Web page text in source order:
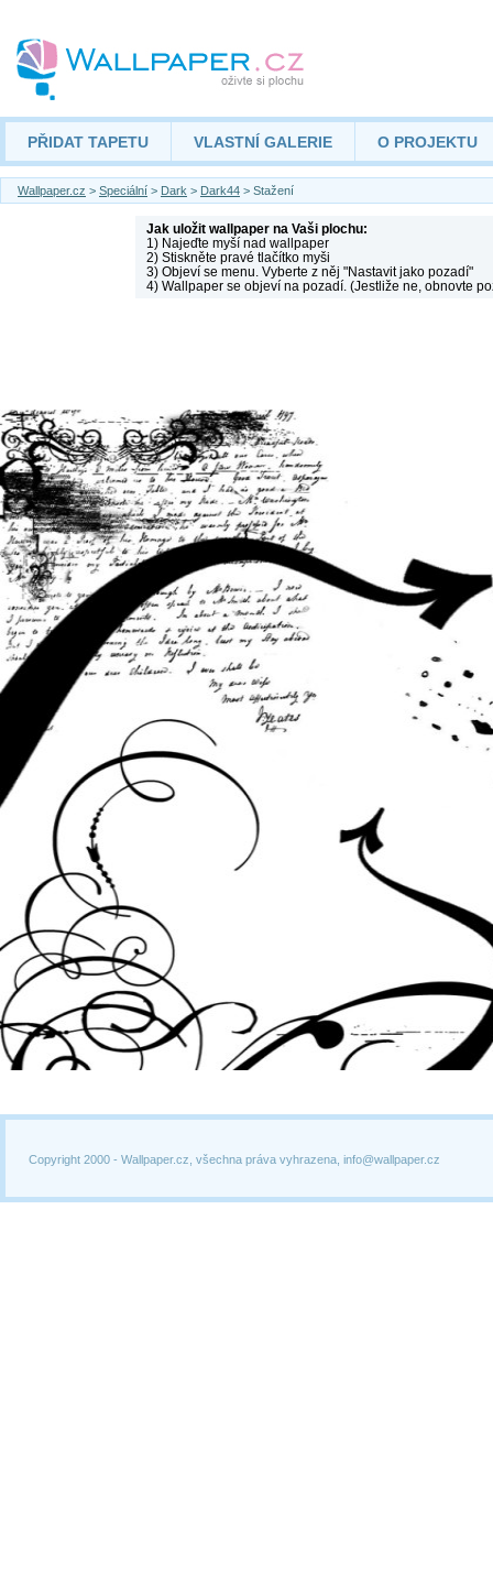
PŘIDAT TAPETU VLASTNÍ GALERIE O PROJEKTU
Wallpaper.cz > Speciální > Dark > Dark44 > Stažení
Jak uložit wallpaper na Vaši plochu:
1) Najeďte myší nad wallpaper
2) Stiskněte pravé tlačítko myši
3) Objeví se menu. Vyberte z něj "Nastavit jako pozadí"
4) Wallpaper se objeví na pozadí. (Jestliže ne, obnovte
Copyright 2000 - Wallpaper.cz, všechna práva vyhrazena, info@wallpaper.cz